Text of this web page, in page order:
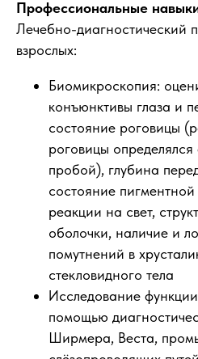
Профессиональные
Лечебно-диагностический
взрослых:
Биомикроскопия:
конъюнктивы глаза и
состояние роговицы
роговицы
пробой), глубина
состояние
реакции на свет,
оболочки, наличие и
помутнений в
стекловидного тела
Исследование
помощью
Ширмера, Веста,